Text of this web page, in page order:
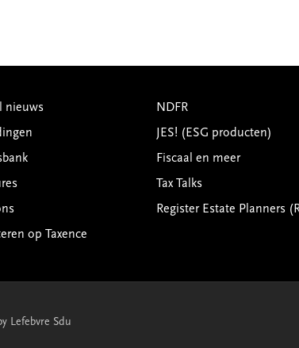
nieuws
op Taxence
NDFR
JES! (ESG producten)
Fiscaal en meer
Tax Talks
Register Estate Planners
Lefebvre Sdu